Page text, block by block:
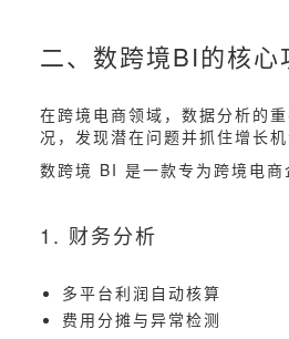
二、数跨境BI的核心
在跨境电商领域，数据分析的
况，发现潜在问题并抓住增长
数跨境 BI 是一款专为跨境电商
1. 财务分析
多平台利润自动核算
费用分摊与异常检测